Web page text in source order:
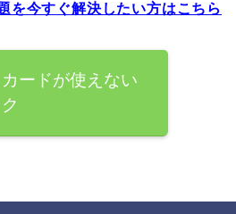
を今すぐ解決したい方はこちら
ードが使えない